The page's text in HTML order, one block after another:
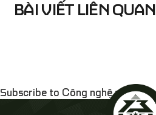
BÀI VIẾT LIÊN QUAN
Subscribe to Công nghệ sản xuất